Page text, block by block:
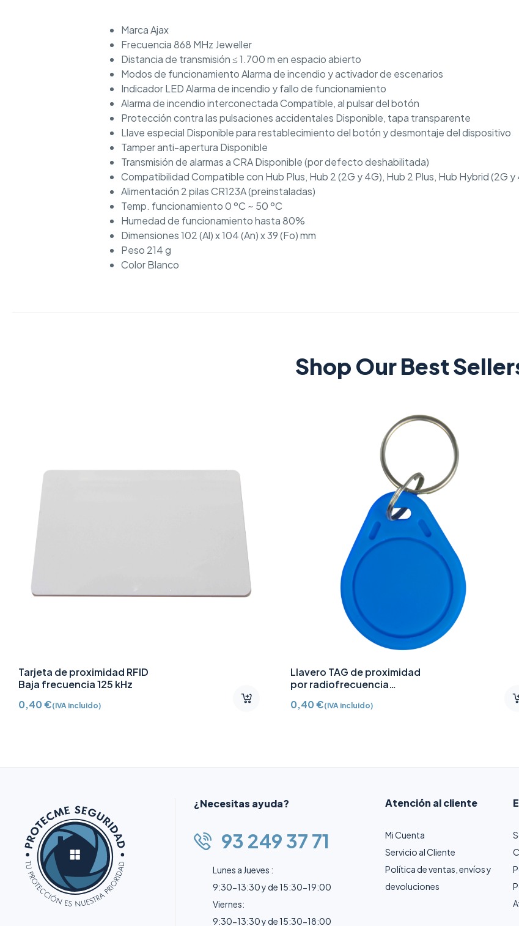
Marca Ajax
Frecuencia 868 MHz Jeweller
Distancia de transmisión ≤ 1.700 m en espacio abierto
Modos de funcionamiento Alarma de incendio y activador de escenarios
Indicador LED Alarma de incendio y fallo de funcionamiento
Alarma de incendio interconectada Compatible, al pulsar del botón
Protección contra las pulsaciones accidentales Disponible, tapa transparente
Llave especial Disponible para restablecimiento del botón y desmontaje del dispositivo
Tamper anti-apertura Disponible
Transmisión de alarmas a CRA Disponible (por defecto deshabilitada)
Compatibilidad Compatible con Hub Plus, Hub 2 (2G y 4G), Hub 2 Plus, Hub Hybrid (2G y
Alimentación 2 pilas CR123A (preinstaladas)
Temp. funcionamiento 0 ºC ~ 50 ºC
Humedad de funcionamiento hasta 80%
Dimensiones 102 (Al) x 104 (An) x 39 (Fo) mm
Peso 214 g
Color Blanco
Shop Our Best
Llavero TAG de proximidad
por radiofrecuencia
Domo IP Dahua 2MP IR 30M
HDW2230TP-AS
¿Necesitas ayuda?
93 249 37 71
Lunes a Jueves :
9:30-13:30 y de 15:30-19:00
Viernes:
9:30-13:30 y de 15:30-18:00
Atención al cliente
Mi Cuenta
Servicio al Cliente
Política de ventas, envíos y
devoluciones